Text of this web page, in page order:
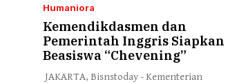
Humaniora
Kemendikdasmen dan
Pemerintah Inggris Siapkan
Beasiswa “Chevening”
JAKARTA, Bisnstoday - Kementerian